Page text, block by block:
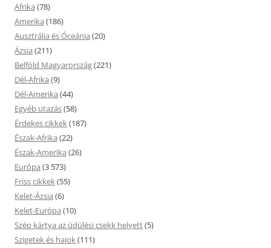
Afrika (78)
Amerika (186)
Ausztrália és Óceánia (20)
Ázsia (211)
Belföld Magyarország(221)
Dél-Afrika (9)
Dél-Amerika (44)
Egyéb utazás(58)
Érdekes cikkek(187)
Észak-Afrika (22)
Észak-Amerika (26)
Európa (3 573)
Friss cikkek(55)
Kelet-Ázsia (6)
Kelet-Európa (10)
Szép kártya az üdülési csekk helyett(5)
Szigetek és hajok(111)